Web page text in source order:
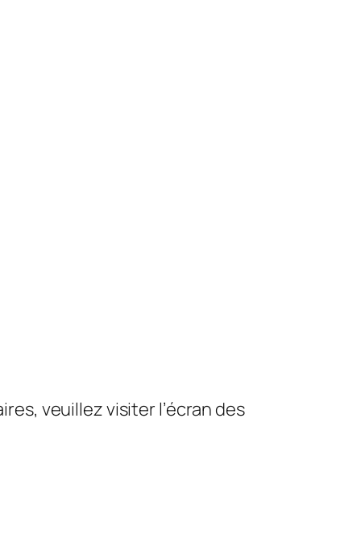
veuillez visiter l’écran des